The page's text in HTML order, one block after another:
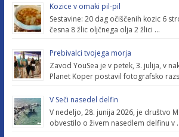
Kozice v omaki pil-pil
Sestavine: 20 dag očiščenih kozic 6
česna 8 žlic oljčnega olja 2 žlici …
Prebivalci tvojega morja
Zavod YouSea je v petek, 3. julija, v
Planet Koper postavil fotografsko
V Seči nasedel delfin
V nedeljo, 28. junija 2026, je društvo
obvestilo o živem nasedlem delfinu v